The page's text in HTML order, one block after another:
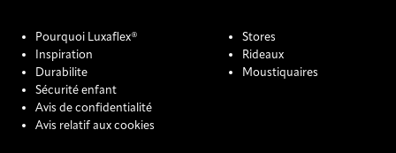
Pourquoi Luxaflex®
Inspiration
Durabilite
Sécurité enfant
Avis de confidentialité
Avis relatif aux cookies
Stores
Rideaux
Moustiquaires